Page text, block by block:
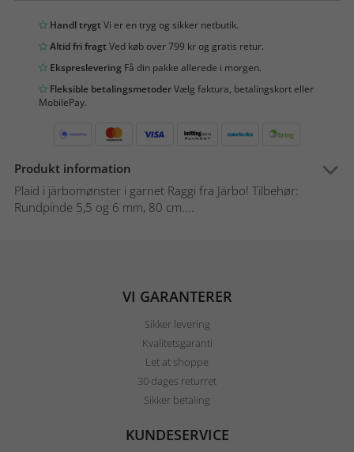
Handl trygtVi er en tryg og sikker netbutik.
Altid fri fragtVed køb over 799 kr og gratis retur.
Ekspreslevering Få din pakke allerede i morgen.
Fleksible betalingsmetoderVælg faktura, betalingskort eller
MobilePay.
Produkt information
Plaid i järbomønster i garnet Raggi fra Järbo! Tilbehør:
Rundpinde 5,5 og 6 mm, 80 cm....
VI GARANTERER
Sikker levering
Kvalitetsgaranti
Let at shoppe
30 dages returret
Sikker betaling
KUNDESERVICE